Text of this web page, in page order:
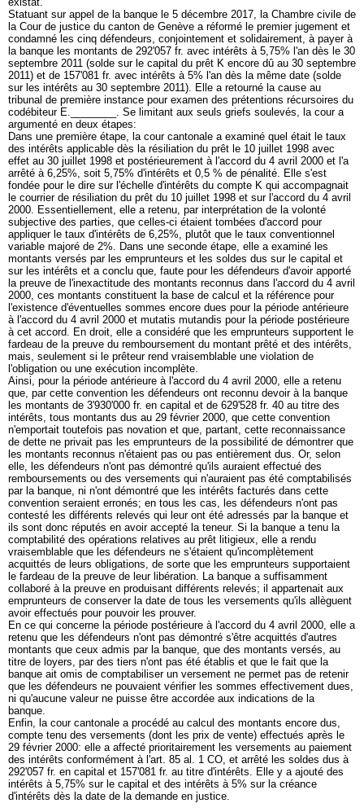
Statuant sur appel de la banque le 5 décembre 2017, la Chambre civile de
la Cour de justice du canton de Genève a réformé le premier jugement et
condamné les cinq défendeurs, conjointement et solidairement, à payer à
la banque les montants de 292'057 fr. avec intérêts à 5,75% l'an dès le 30
septembre 2011 (solde sur le capital du prêt K encore dû au 30 septembre
2011) et de 157'081 fr. avec intérêts à 5% l'an dès la même date (solde
sur les intérêts au 30 septembre 2011). Elle a retourné la cause au
tribunal de première instance pour examen des prétentions récursoires du
codébiteur E.________. Se limitant aux seuls griefs soulevés, la cour a
argumenté en deux étapes:
Dans une première étape, la cour cantonale a examiné quel était le taux
des intérêts applicable dès la résiliation du prêt le 10 juillet 1998 avec
effet au 30 juillet 1998 et postérieurement à l'accord du 4 avril 2000 et l'a
arrêté à 6,25%, soit 5,75% d'intérêts et 0,5 % de pénalité. Elle s'est
fondée pour le dire sur l'échelle d'intérêts du compte K qui accompagnait
le courrier de résiliation du prêt du 10 juillet 1998 et sur l'accord du 4 avril
2000. Essentiellement, elle a retenu, par interprétation de la volonté
subjective des parties, que celles-ci étaient tombées d'accord pour
appliquer le taux d'intérêts de 6,25%, plutôt que le taux conventionnel
variable majoré de 2%. Dans une seconde étape, elle a examiné les
montants versés par les emprunteurs et les soldes dus sur le capital et
sur les intérêts et a conclu que, faute pour les défendeurs d'avoir apporté
la preuve de l'inexactitude des montants reconnus dans l'accord du 4 avril
2000, ces montants constituent la base de calcul et la référence pour
l'existence d'éventuelles sommes encore dues pour la période antérieure
à l'accord du 4 avril 2000 et mutatis mutandis pour la période postérieure
à cet accord. En droit, elle a considéré que les emprunteurs supportent le
fardeau de la preuve du remboursement du montant prêté et des intérêts,
mais, seulement si le prêteur rend vraisemblable une violation de
l'obligation ou une exécution incomplète.
Ainsi, pour la période antérieure à l'accord du 4 avril 2000, elle a retenu
que, par cette convention les défendeurs ont reconnu devoir à la banque
les montants de 3'930'000 fr. en capital et de 629'528 fr. 40 au titre des
intérêts, tous montants dus au 29 février 2000, que cette convention
n'emportait toutefois pas novation et que, partant, cette reconnaissance
de dette ne privait pas les emprunteurs de la possibilité de démontrer que
les montants reconnus n'étaient pas ou pas entièrement dus. Or, selon
elle, les défendeurs n'ont pas démontré qu'ils auraient effectué des
remboursements ou des versements qui n'auraient pas été comptabilisés
par la banque, ni n'ont démontré que les intérêts facturés dans cette
convention seraient erronés; en tous les cas, les défendeurs n'ont pas
contesté les différents relevés qui leur ont été adressés par la banque et
ils sont donc réputés en avoir accepté la teneur. Si la banque a tenu la
comptabilité des opérations relatives au prêt litigieux, elle a rendu
vraisemblable que les défendeurs ne s'étaient qu'incomplètement
acquittés de leurs obligations, de sorte que les emprunteurs supportaient
le fardeau de la preuve de leur libération. La banque a suffisamment
collaboré à la preuve en produisant différents relevés; il appartenait aux
emprunteurs de conserver la date de tous les versements qu'ils allèguent
avoir effectués pour pouvoir les prouver.
En ce qui concerne la période postérieure à l'accord du 4 avril 2000, elle a
retenu que les défendeurs n'ont pas démontré s'être acquittés d'autres
montants que ceux admis par la banque, que des montants versés, au
titre de loyers, par des tiers n'ont pas été établis et que le fait que la
banque ait omis de comptabiliser un versement ne permet pas de retenir
que les défendeurs ne pouvaient vérifier les sommes effectivement dues,
ni qu'aucune valeur ne puisse être accordée aux indications de la
banque.
Enfin, la cour cantonale a procédé au calcul des montants encore dus,
compte tenu des versements (dont les prix de vente) effectués après le
29 février 2000: elle a affecté prioritairement les versements au paiement
des intérêts conformément à l'art. 85 al. 1 CO, et arrêté les soldes dus à
292'057 fr. en capital et 157'081 fr. au titre d'intérêts. Elle y a ajouté des
intérêts à 5,75% sur le capital et des intérêts à 5% sur la créance
d'intérêts dès la date de la demande en justice.